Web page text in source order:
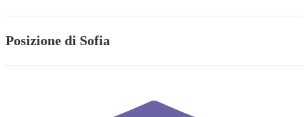
Posizione di Sofia